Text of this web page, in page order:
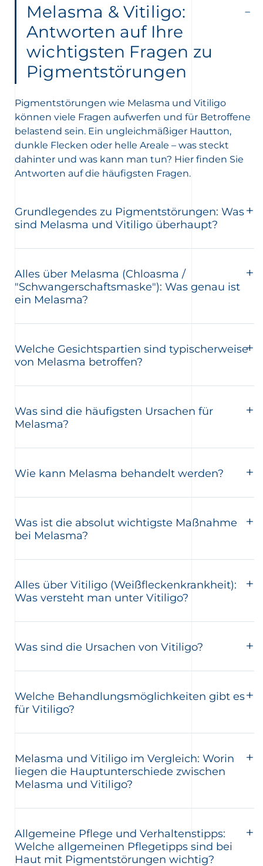
Melasma & Vitiligo:
Antworten auf Ihre
wichtigsten Fragen zu
Pigmentstörungen
Pigmentstörungen wie Melasma und Vitiligo
können viele Fragen aufwerfen und für Betroffene
belastend sein. Ein ungleichmäßiger Hautton,
dunkle Flecken oder helle Areale – was steckt
dahinter und was kann man tun? Hier finden Sie
Antworten auf die häufigsten Fragen.
Grundlegendes zu Pigmentstörungen: Was
sind Melasma und Vitiligo überhaupt?
Alles über Melasma (Chloasma /
"Schwangerschaftsmaske"): Was genau ist
ein Melasma?
Welche Gesichtspartien sind typischerweise
von Melasma betroffen?
Was sind die häufigsten Ursachen für
Melasma?
Wie kann Melasma behandelt werden?
Was ist die absolut wichtigste Maßnahme
bei Melasma?
Alles über Vitiligo (Weißfleckenkrankheit):
Was versteht man unter Vitiligo?
Was sind die Ursachen von Vitiligo?
Welche Behandlungsmöglichkeiten gibt es
für Vitiligo?
Melasma und Vitiligo im Vergleich: Worin
liegen die Hauptunterschiede zwischen
Melasma und Vitiligo?
Allgemeine Pflege und Verhaltenstipps:
Welche allgemeinen Pflegetipps sind bei
Haut mit Pigmentstörungen wichtig?